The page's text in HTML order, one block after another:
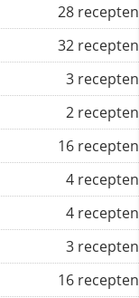
28 recepten
32 recepten
3 recepten
2 recepten
16 recepten
4 recepten
4 recepten
3 recepten
16 recepten